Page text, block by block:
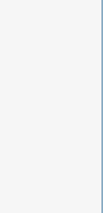
in Arbeit